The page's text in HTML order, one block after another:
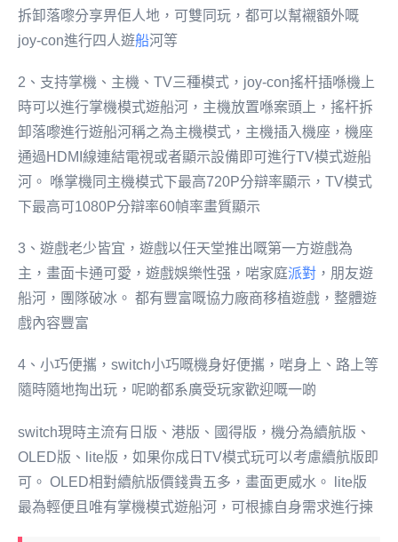
拆卸落嚟分享畀佢人地，可雙同玩，都可以幫襯額外嘅
joy-con進行四人遊船河等
2、支持掌機、主機、TV三種模式，joy-con搖杆插喺機上
時可以進行掌機模式遊船河，主機放置喺案頭上，搖杆拆
卸落嚟進行遊船河稱之為主機模式，主機插入機座，機座
通過HDMI線連結電視或者顯示設備即可進行TV模式遊船
河。 喺掌機同主機模式下最高720P分辯率顯示，TV模式
下最高可1080P分辯率60幀率畫質顯示
3、遊戲老少皆宜，遊戲以任天堂推出嘅第一方遊戲為
主，畫面卡通可愛，遊戲娛樂性强，啱家庭派對 ，朋友遊
船河，團隊破冰。 都有豐富嘅協力廠商移植遊戲，整體遊
戲內容豐富
4、小巧便攜，switch小巧嘅機身好便攜，啱身上、路上等
隨時隨地掏出玩，呢啲都系廣受玩家歡迎嘅一啲
switch現時主流有日版、港版、國得版，機分為續航版、
OLED版、lite版，如果你成日TV模式玩可以考慮續航版即
可。 OLED相對續航版價錢貴五多，畫面更威水。 lite版
最為輕便且唯有掌機模式遊船河，可根據自身需求進行揀